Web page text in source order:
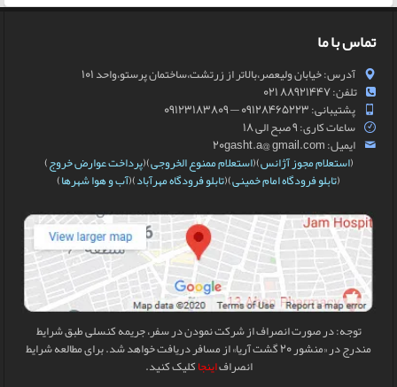
تماس با ما
آدرس: خیابان ولیعصر،بالاتر از زرتشت،ساختمان پرستو،واحد 101
تلفن: 88921447 021
پشتیبانی: 09128465223 — 09123183809
ساعات کاری: 9 صبح الی 18
ایمیل: 20gasht.a@ gmail.com
(استعلام مجوز آژانس)(استعلام ممنوع الخروجی)(پرداخت عوارض خروج)
(تابلو فرودگاه امام خمینی)(تابلو فرودگاه مهرآباد)(آب و هوا شهرها)
توجه: در صورت انصراف از شرکت نمودن در سفر، جریمه کنسلی طبق شرایط
مندرج در «منشور 20 گشت آریا» از مسافر دریافت خواهد شد. برای مطالعه شرایط
انصرافاینجاکلیک کنید.